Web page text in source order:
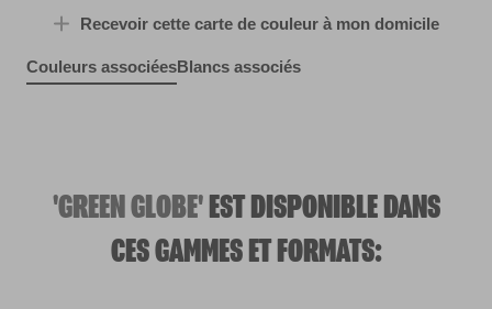
Recevoir cette carte de couleur à mon domicile
Couleurs associéesBlancs associés
'GREEN GLOBE'EST DISPONIBLE DANS
CES GAMMES ET FORMATS: